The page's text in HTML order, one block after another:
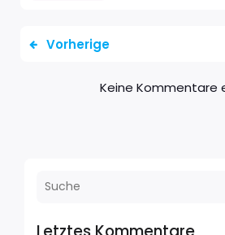
Vorherige
Keine Kommentare